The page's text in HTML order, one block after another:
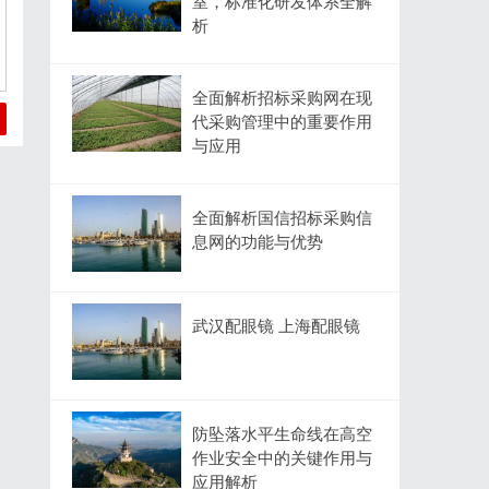
析
全面解析招标采购网在现
代采购管理中的重要作用
与应用
全面解析国信招标采购信
息网的功能与优势
武汉配眼镜 上海配眼镜
防坠落水平生命线在高空
作业安全中的关键作用与
应用解析